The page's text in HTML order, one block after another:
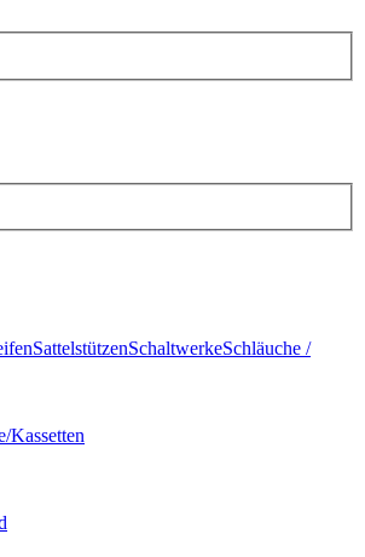
SattelstützenSchaltwerkeSchläuche /
Kassetten